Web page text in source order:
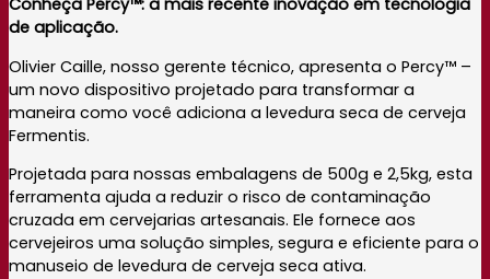
Conheça Percy™: a mais recente inovação em tecnologia
de aplicação.
Olivier Caille, nosso gerente técnico, apresenta o Percy™ –
um novo dispositivo projetado para transformar a
maneira como você adiciona a levedura seca de cerveja
Fermentis.
Projetada para nossas embalagens de 500g e 2,5kg, esta
ferramenta ajuda a reduzir o risco de contaminação
cruzada em cervejarias artesanais. Ele fornece aos
cervejeiros uma solução simples, segura e eficiente para o
manuseio de levedura de cerveja seca ativa.